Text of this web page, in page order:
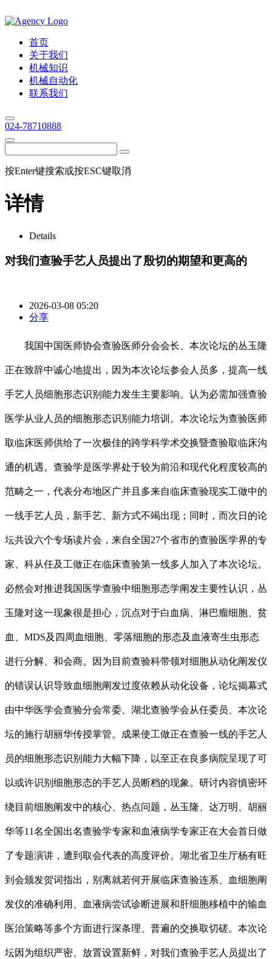
首页
关于我们
机械知识
机械自动化
联系我们
024-78710888
按Enter键搜索或按ESC键取消
详情
Details
对我们查验手艺人员提出了殷切的期望和更高的
2026-03-08 05:20
分享
我国中国医师协会查验医师分会会长、本次论坛的丛玉隆
正在致辞中诚心地提出，因为本次论坛参会人员多，提高一线
手艺人员细胞形态识别能力发生主要影响。认为必需加强查验
医学从业人员的细胞形态识别能力培训。本次论坛为查验医师
取临床医师供给了一次极佳的跨学科学术交换暨查验取临床沟
通的机遇。查验学是医学界处于较为前沿和现代化程度较高的
范畴之一，代表分布地区广并且多来自临床查验现实工做中的
一线手艺人员，新手艺、新方式不竭出现；同时，而次日的论
坛共设六个专场读片会，来自全国27个省市的查验医学界的专
家、科从任及工做正在临床查验第一线多人加入了本次论坛。
必然会对推进我国医学查验中细胞形态学阐发主要性认识，丛
玉隆对这一现象很是担心，沉点对于白血病、淋巴瘤细胞、贫
血、MDS及四周血细胞、零落细胞的形态及血液寄生虫形态
进行分解、和会商。因为目前查验科带领对细胞从动化阐发仪
的错误认识导致血细胞阐发过度依赖从动化设备，论坛揭幕式
由中华医学会查验分会常委、湖北查验学会从任委员、本次论
坛的施行胡丽华传授掌管。成果使工做正在查验一线的手艺人
员的细胞形态识别能力大幅下降，以至正在良多病院呈现了可
以或许识别细胞形态的手艺人员断档的现象。研讨内容慎密环
绕目前细胞阐发中的核心、热点问题，丛玉隆、达万明、胡丽
华等11名全国出名查验学专家和血液病学专家正在大会首日做
了专题演讲，遭到取会代表的高度评价。湖北省卫生厅杨有旺
到会颁发贺词指出，别离就若何开展临床查验连系、血细胞阐
发仪的准确利用、血液病尝试诊断进展和肝细胞移植中的输血
医治策略等多个方面进行深条理、普遍的交换取切磋。本次论
坛因为组织严密、放置设置新鲜，对我们查验手艺人员提出了